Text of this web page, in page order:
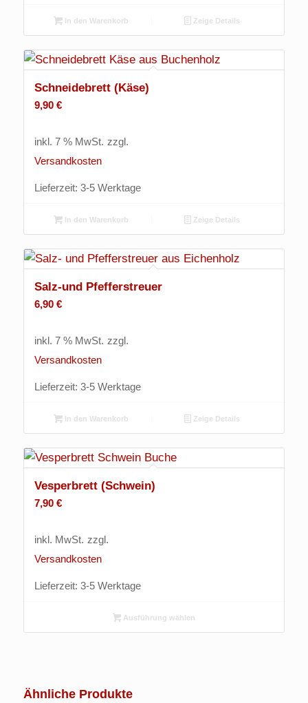
In den Warenkorb Zeige Details
Schneidebrett (Käse)
9,90 €
inkl. 7 % MwSt. zzgl.
Versandkosten
Lieferzeit: 3-5 Werktage
In den Warenkorb Zeige Details
Salz-und Pfefferstreuer
6,90 €
inkl. 7 % MwSt. zzgl.
Versandkosten
Lieferzeit: 3-5 Werktage
In den Warenkorb Zeige Details
Vesperbrett (Schwein)
7,90 €
inkl. MwSt. zzgl.
Versandkosten
Lieferzeit: 3-5 Werktage
Ausführung wählen
Ähnliche Produkte